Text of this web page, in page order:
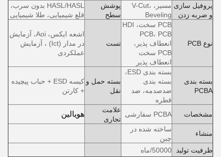
پروفیل سازی
و ضربه زدن
مسیر، V-Cut،
Beveling
پوشش
سطح
HASL/HASL بدون سرب،
قلع شیمیایی، طلا شیمیایی
نوع PCB
PCB سخت، HDI
PCB، PCB
انعطاف پذیر،
PCB سخت
انعطاف پذیر
تست
اشعه ایکس، Aoi، آزمایش
در مدار (Ict) ، آزمایش
عملکردی
بسته بندی
PCBA
بسته بندی ESD،
بسته بندی
ضدصدمه، ضد
قطره
بسته حمل و
نقل
کیسه ESD + حباب پیچیده
+ کارتن
مشخصات PCBA سفارشی
علامت
تجاری
هویالین
منشاء
ساخته شده در
چین
ظرفیت تولید
50000/ماه